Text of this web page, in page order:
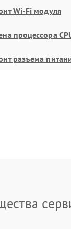
Wi-Fi модуля
процессора
разъема